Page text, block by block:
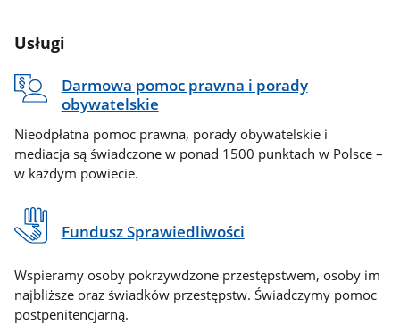
Usługi
Darmowa pomoc prawna i porady
obywatelskie
Nieodpłatna pomoc prawna, porady obywatelskie i
mediacja są świadczone w ponad 1500 punktach w Polsce –
w każdym powiecie.
Fundusz Sprawiedliwości
Wspieramy osoby pokrzywdzone przestępstwem, osoby im
najbliższe oraz świadków przestępstw. Świadczymy pomoc
postpenitencjarną.